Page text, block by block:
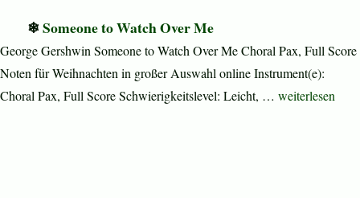
Someone to Watch Over Me
George Gershwin Someone to Watch Over Me Choral Pax, Full Score
Noten für Weihnachten in großer Auswahl online Instrument(e):
Choral Pax, Full Score Schwierigkeitslevel: Leicht, … „Someone to
weiterlesen